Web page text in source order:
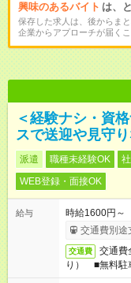
興味のあるバイト は、
保存した求人は、後からま
企業からアプローチが届くこ
＜経験ナシ・資
スで送迎や見守り
派遣 職種未経験OK
WEB登録・面接OK
給与 時給1600円
交通費別途
交通費
交通費
り） ■無料駐